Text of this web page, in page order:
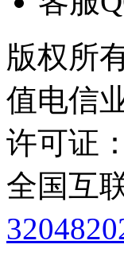
版权所
值电信
许可证
全国互